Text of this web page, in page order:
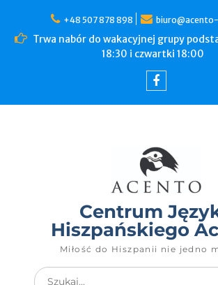
+48 507 878 898 biuro@acento-
Trwa nabór do wakacyjnej grupy
18:30 i czwartki 18:00
Centrum
Hiszpańskiego
Miłość do Hiszpanii nie jedno